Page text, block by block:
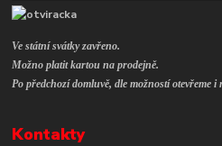
Ve státní svátky zavřeno.
Možno platit kartou na prodejně.
Po předchozí domluvě, dle možností otevřeme
Kontakty